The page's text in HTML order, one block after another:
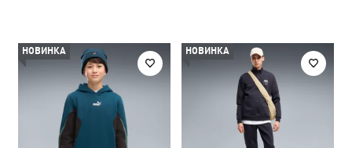
НОВИНКА НОВИНКА